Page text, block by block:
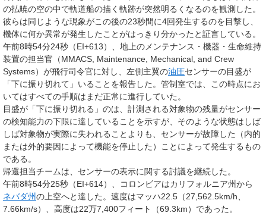
の払暁の空の中で軌道船の描く軌跡が突然明るくなるのを観測した。
彼らは同じような現象がこの後の23秒間に4回発生するのを目撃し、
機体に何か異常が発生したことがはっきり分かったと証言している。
午前8時54分24秒（EI+613）、地上のメンテナンス・機器・生命維持
装置の担当官（MMACS, Maintenance, Mechanical, and Crew
Systems）が飛行司令官に対し、左側主翼の油圧センサーの目盛が
「下に振り切れて」いることを報告した。管制室では、この時点にお
いてはすべての手順はまだ正常に進行していた。
目盛が「下に振り切れる」のは、計測される対象物の残量がセンサー
の検知能力の下限に達していることを示すが、そのような状態はしば
しば対象物が実際に失われることよりも、センサーが故障した（内的
または外的要因によって機能を停止した）ことによって発生するもの
である。
帰還担当チームは、センサーの表示に関する討議を継続した。
午前8時54分25秒（EI+614）、コロンビアはカリフォルニア州から
ネバダ州の上空へと達した。速度はマッハ22.5（27,562.5km/h、
7.66km/s）、高度は22万7,400フィート（69.3km）であった。